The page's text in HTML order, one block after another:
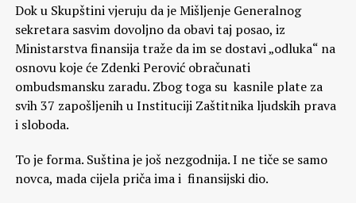
Dok u Skupštini vjeruju da je Mišljenje Generalnog
sekretara sasvim dovoljno da obavi taj posao, iz
Ministarstva finansija traže da im se dostavi „odluka“ na
osnovu koje će Zdenki Perović obračunati
ombudsmansku zaradu. Zbog toga su kasnile plate za
svih 37 zapošljenih u Instituciji Zaštitnika ljudskih prava
i sloboda.
To je forma. Suština je još nezgodnija. I ne tiče se samo
novca, mada cijela priča ima i finansijski dio.